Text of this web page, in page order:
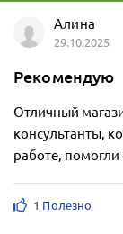
Алина
29.10.2025
Рекомендую
Отличный
консультанты,
работе, помогли
1 Полезно